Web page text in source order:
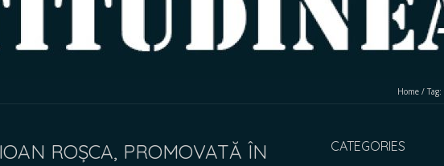
Home / Tag:
ROȘCA, PROMOVATĂ ÎN
CATEGORIES